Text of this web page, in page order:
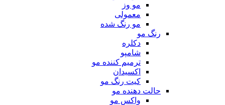
مو وز
معمولی
مو رنگ شده
رنگ مو
دکلره
شامپو
ترمیم کننده مو
اکسیدان
کیت رنگ مو
حالت دهنده مو
واکس مو